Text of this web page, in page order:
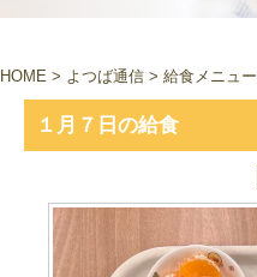
HOME > よつば通信 > 給食メニュー
１月７日の給食